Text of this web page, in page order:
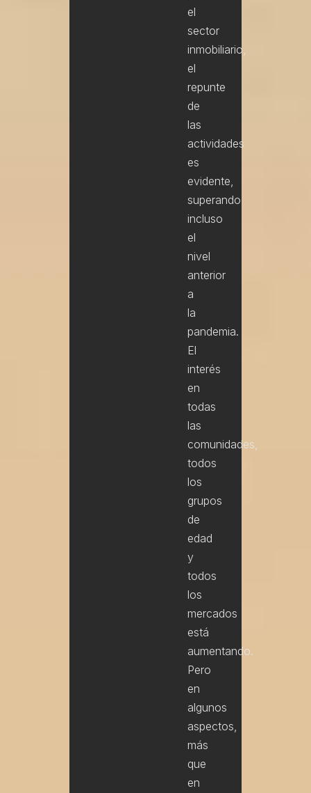
el
sector
inmobiliario,
el
repunte
de
las
actividades
es
evidente,
superando
incluso
el
nivel
anterior
a
la
pandemia.
El
interés
en
todas
las
comunidades,
todos
los
grupos
de
edad
y
todos
los
mercados
está
aumentando.
Pero
en
algunos
aspectos,
más
que
en